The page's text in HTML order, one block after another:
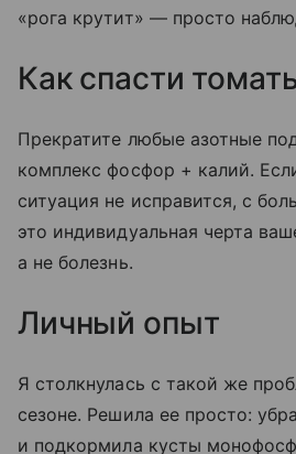
«рога крутит» — просто
Как спасти
Прекратите любые азотные
комплекс фосфор + калий.
ситуация не исправится, с
это индивидуальная черта
а не болезнь.
Личный опыт
Я столкнулась с такой же
сезоне. Решила ее просто:
и подкормила кусты